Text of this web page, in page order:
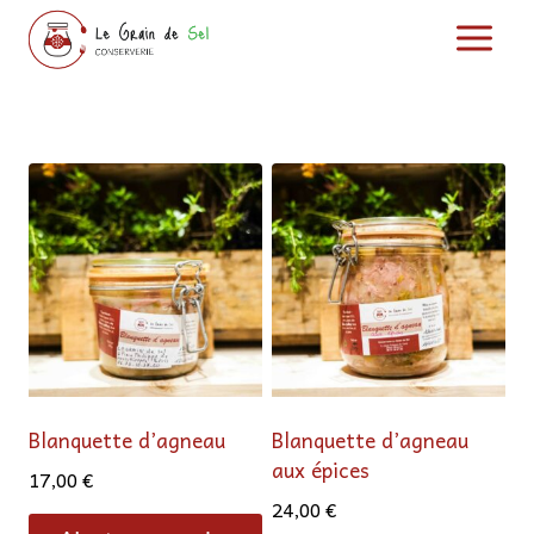
contenu
Blanquette d’agneau
17,00€
Blanquette d’agneau
aux épices
24,00€